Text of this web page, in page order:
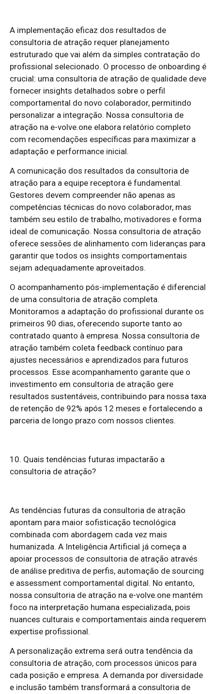
A implementação eficaz dos resultados de
consultoria de atração requer planejamento
estruturado que vai além da simples contratação do
profissional selecionado. O processo de onboarding é
crucial: uma consultoria de atração de qualidade deve
fornecer insights detalhados sobre o perfil
comportamental do novo colaborador, permitindo
personalizar a integração. Nossa consultoria de
atração na e-volve.one elabora relatório completo
com recomendações específicas para maximizar a
adaptação e performance inicial.
A comunicação dos resultados da consultoria de
atração para a equipe receptora é fundamental.
Gestores devem compreender não apenas as
competências técnicas do novo colaborador, mas
também seu estilo de trabalho, motivadores e forma
ideal de comunicação. Nossa consultoria de atração
oferece sessões de alinhamento com lideranças para
garantir que todos os insights comportamentais
sejam adequadamente aproveitados.
O acompanhamento pós-implementação é diferencial
de uma consultoria de atração completa.
Monitoramos a adaptação do profissional durante os
primeiros 90 dias, oferecendo suporte tanto ao
contratado quanto à empresa. Nossa consultoria de
atração também coleta feedback contínuo para
ajustes necessários e aprendizados para futuros
processos. Esse acompanhamento garante que o
investimento em consultoria de atração gere
resultados sustentáveis, contribuindo para nossa taxa
de retenção de 92% após 12 meses e fortalecendo a
parceria de longo prazo com nossos clientes.
10. Quais tendências futuras impactarão a
consultoria de atração?
As tendências futuras da consultoria de atração
apontam para maior sofisticação tecnológica
combinada com abordagem cada vez mais
humanizada. A Inteligência Artificial já começa a
apoiar processos de consultoria de atração através
de análise preditiva de perfis, automação de sourcing
e assessment comportamental digital. No entanto,
nossa consultoria de atração na e-volve.one mantém
foco na interpretação humana especializada, pois
nuances culturais e comportamentais ainda requerem
expertise profissional.
A personalização extrema será outra tendência da
consultoria de atração, com processos únicos para
cada posição e empresa. A demanda por diversidade
e inclusão também transformará a consultoria de